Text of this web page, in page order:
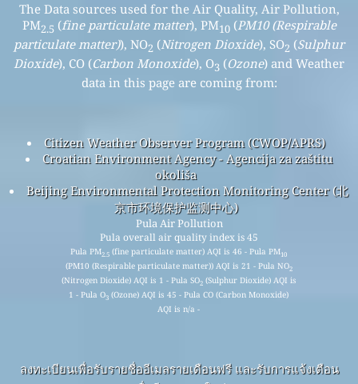
The Data sources used for the Air Quality, Air Pollution,
PM2.5 (fine particulate matter), PM10(PM10 (Respirable
particulate matter)), NO2 (Nitrogen Dioxide), SO2 (Sulphur
Dioxide), CO (Carbon Monoxide), O3 (Ozone) and Weather
data in this page are coming from:
Citizen Weather Observer Program (CWOP/APRS)
Croatian Environment Agency - Agencija za zaštitu
okoliša
Beijing Environmental Protection Monitoring Center (北
京市环境保护监测中心)
Pula Air Pollution
Pula overall air quality index is 45
Pula PM2.5 (fine particulate matter) AQI is 46 - Pula PM10
(PM10 (Respirable particulate matter)) AQI is 21 - Pula NO2
(Nitrogen Dioxide) AQI is 1 - Pula SO2(Sulphur Dioxide) AQI is
1 - Pula O3 (Ozone) AQI is 45 - Pula CO (Carbon Monoxide)
AQI is n/a -
ลงทะเบียนเพื่อรับรายชื่ออีเมลรายเดือนฟรี และรับการแจ้งเตือน